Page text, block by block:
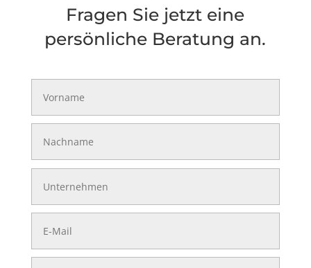
Fragen Sie jetzt eine
persönliche Beratung an.